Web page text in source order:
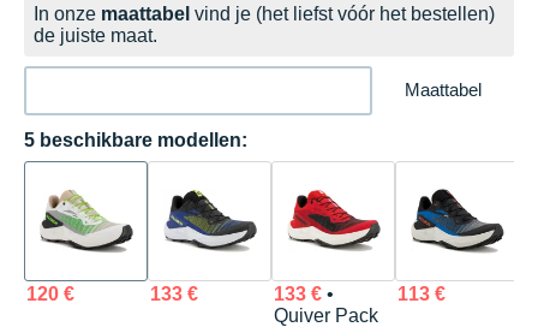
In onze maattabel vind je (het liefst vóór het bestellen)
de juiste maat.
Maattabel
5 beschikbare modellen:
120 € 133 € 133 €•
Quiver Pack
113 €